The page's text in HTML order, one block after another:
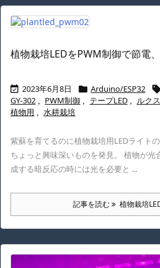
植物栽培LEDをPWM制御で節電
 2023年6月8日  Arduino/ESP32
GY-302 , PWM制御 , テープLED , ルク
植物用 , 水耕栽培
紫蘇を育てるのに植物栽培用LEDライト
ちょっと興味深いものを発見。 植物が光
成する暗反応の時には光を必要と ...
記事を読む 植物栽培